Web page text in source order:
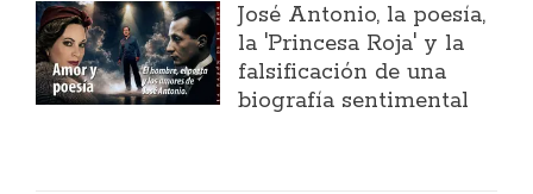
José Antonio, la poesía,
la 'Princesa Roja' y la
falsificación de una
biografía sentimental